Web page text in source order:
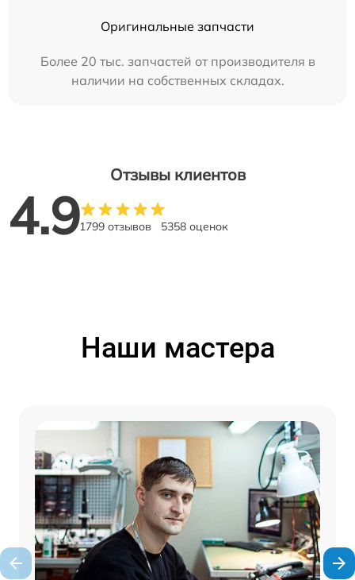
Оригинальные запчасти
Более 20 тыс. запчастей от производителя в
наличии на собственных складах.
Отзывы клиентов
4.91799 отзывов 5358 оценок
Наши мастера